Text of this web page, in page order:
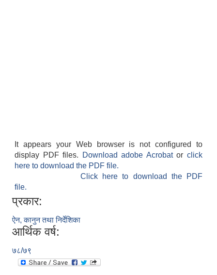
It appears your Web browser is not configured to
display PDF files.
Download adobe Acrobatorclick
here to download the PDF file.
Click here to download the PDF
file.
प्रकार:
ऐन, कानुन तथा निर्देशिका
आर्थिक वर्ष:
७८/७९